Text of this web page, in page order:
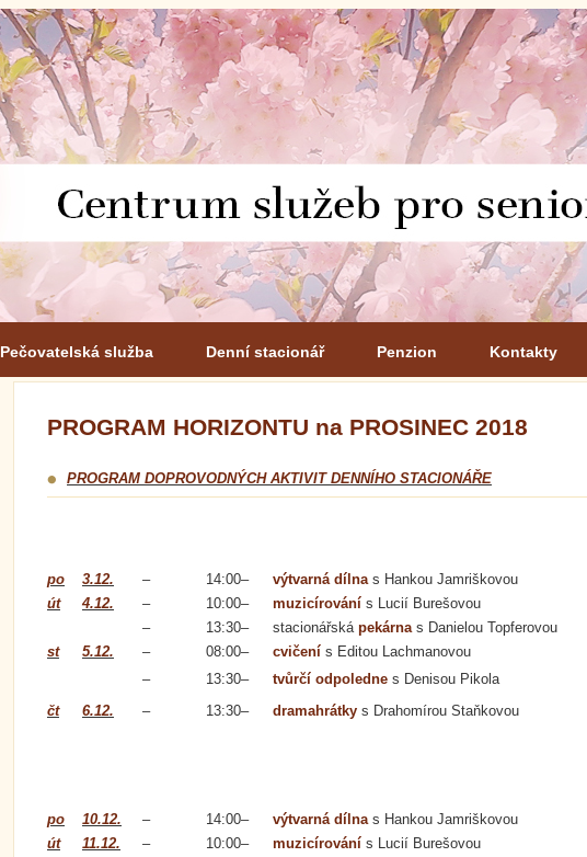
Pečovatelská služba Denní stacionář Penzion Kontakty
PROGRAM HORIZONTU na PROSINEC 2018
PROGRAM DOPROVODNÝCH AKTIVIT DENNÍHO STACIONÁŘE
po 3.12. – 14:00– výtvarná dílnas Hankou Jamriškovou
út
4.12. – 10:00– muzicírování s Lucií Burešovou
–
13:30– stacionářská pekárnas Danielou Topferovou
st
5.12. – 08:00– cvičení s Editou Lachmanovou
–
13:30– tvůrčí odpoledne s Denisou Pikola
čt
6.12. – 13:30– dramahrátky s Drahomírou Staňkovou
po 10.12. – 14:00– výtvarná dílnas Hankou Jamriškovou
út
11.12. – 10:00– muzicírování s Lucií Burešovou